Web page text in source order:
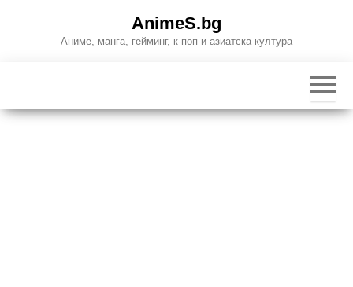
AnimeS.bg
Аниме, манга, гейминг, к-поп и азиатска култура